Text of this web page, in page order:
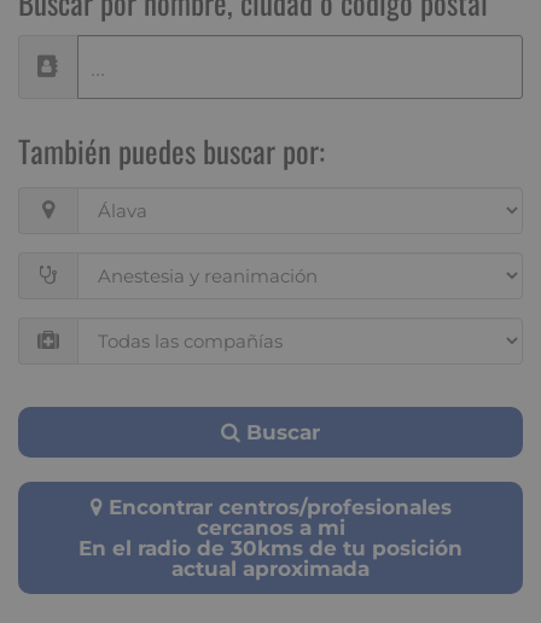
También puedes buscar por:
Buscar
Encontrar centros/profesionales
cercanos a mi
En el radio de 30kms de tu posición
actual aproximada